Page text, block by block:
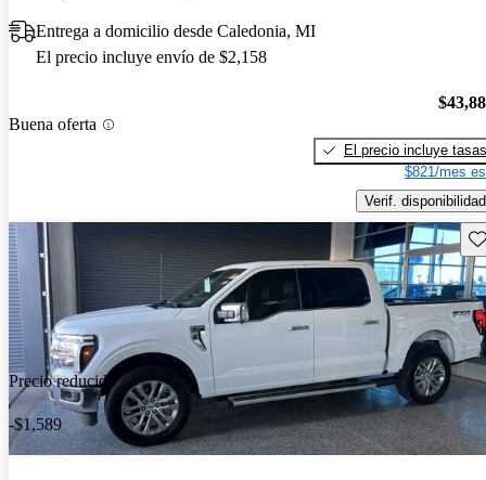
Entrega a domicilio desde Caledonia, MI
El precio incluye envío de $2,158
Buena oferta
El precio incluye tasas
$821/mes
Verif. disponibilidad
Precio reducido
-$1,589